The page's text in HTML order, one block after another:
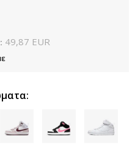
49,87 EUR